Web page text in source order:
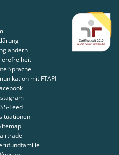
ändern
Sprache
mit FTAPI
Feed